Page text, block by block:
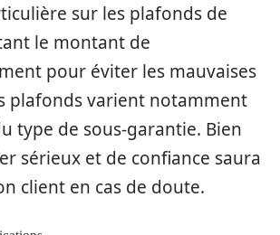
sur les plafonds de
le montant de
pour éviter les mauvaises
plafonds varient notamment
type de sous-garantie. Bien
sérieux et de confiance saura
client en cas de doute.